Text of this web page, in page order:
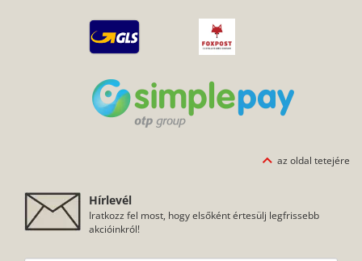
az oldal tetejére
Hírlevél
Iratkozz fel most, hogy elsőként értesülj legfrissebb
akcióinkról!